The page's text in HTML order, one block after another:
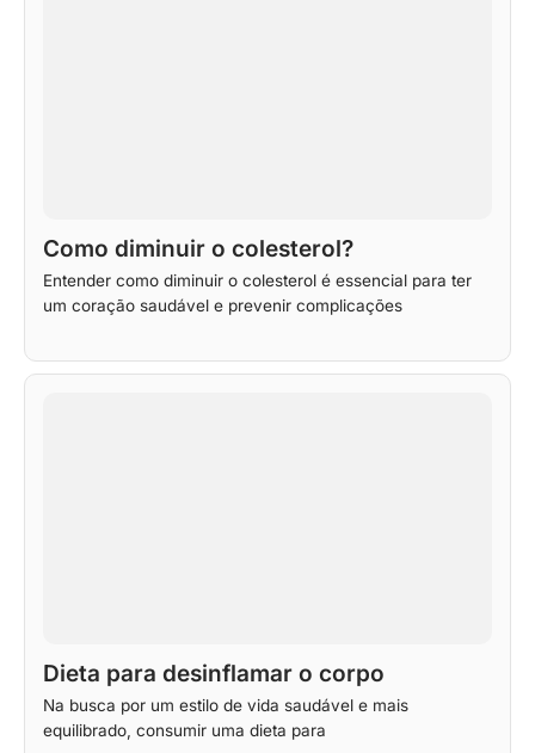
Como diminuir o colesterol?
Entender como diminuir o colesterol é essencial para ter
um coração saudável e prevenir complicações
Dieta para desinflamar o corpo
Na busca por um estilo de vida saudável e mais
equilibrado, consumir uma dieta para